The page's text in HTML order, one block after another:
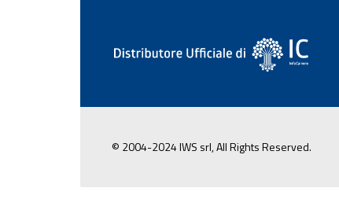
© 2004-2024 IWS srl, All Rights Reserved.